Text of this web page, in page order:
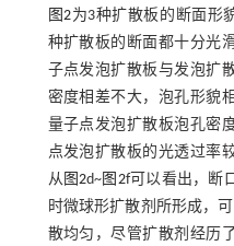
图2为3种扩散板的断面形
种扩散板的断面都十分光
子点发泡扩散板与发泡扩
密度相差不大，泡孔形貌
量子点发泡扩散板泡孔密
点发泡扩散板的光透过率
从 图2d~图2f可以看出，断
时微球形扩散剂所形成，
散均匀，尽管扩散剂经历